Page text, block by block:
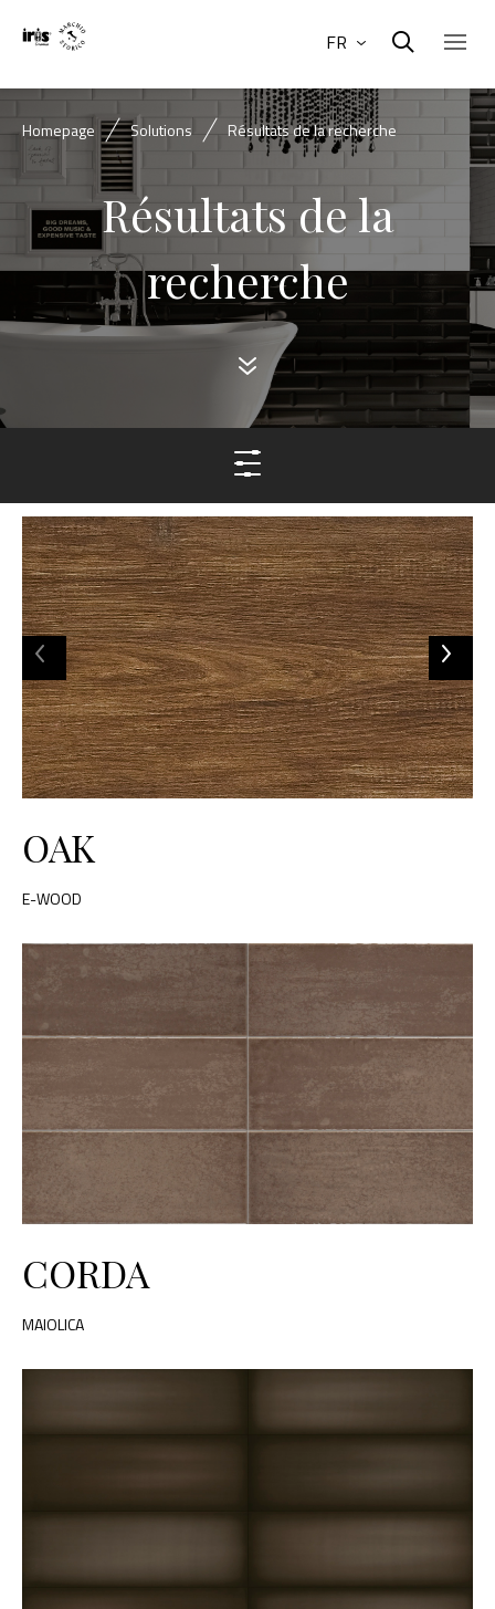
FR
Homepage Solutions Résultats de la recherche
Résultats de la
recherche
OAK
E-WOOD
CORDA
MAIOLICA